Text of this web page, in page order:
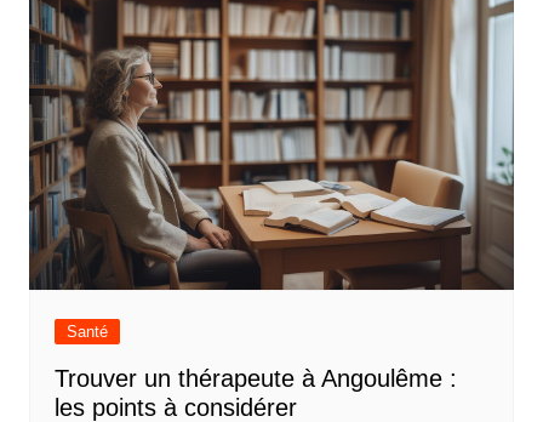
Santé
Trouver un thérapeute à Angoulême :
les points à considérer